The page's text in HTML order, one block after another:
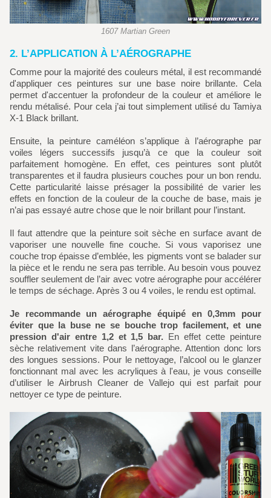
1607 Martian Green
2. L’APPLICATION À L’AÉROGRAPHE
Comme pour la majorité des couleurs métal, il est recommandé
d'appliquer ces peintures sur une base noire brillante. Cela
permet d'accentuer la profondeur de la couleur et améliore le
rendu métalisé. Pour cela j’ai tout simplement utilisé du Tamiya
X-1 Black brillant.
Ensuite, la peinture caméléon s’applique à l’aérographe par
voiles légers successifs jusqu’à ce que la couleur soit
parfaitement homogène. En effet, ces peintures sont plutôt
transparentes et il faudra plusieurs couches pour un bon rendu.
Cette particularité laisse présager la possibilité de varier les
effets en fonction de la couleur de la couche de base, mais je
n’ai pas essayé autre chose que le noir brillant pour l’instant.
Il faut attendre que la peinture soit sèche en surface avant de
vaporiser une nouvelle fine couche. Si vous vaporisez une
couche trop épaisse d’emblée, les pigments vont se balader sur
la pièce et le rendu ne sera pas terrible. Au besoin vous pouvez
souffler seulement de l’air avec votre aérographe pour accélérer
le temps de séchage. Après 3 ou 4 voiles, le rendu est optimal.
Je recommande un aérographe équipé en 0,3mm pour
éviter que la buse ne se bouche trop facilement, et une
pression d'air entre 1,2 et 1,5 bar. En effet cette peinture
sèche relativement vite dans l’aérographe. Attention donc lors
des longues sessions. Pour le nettoyage, l’alcool ou le glanzer
fonctionnant mal avec les acryliques à l'eau, je vous conseille
d’utiliser le Airbrush Cleaner de Vallejo qui est parfait pour
nettoyer ce type de peinture.